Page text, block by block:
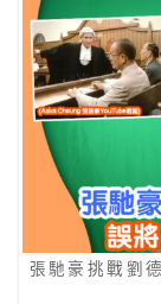
張馳豪挑戰劉